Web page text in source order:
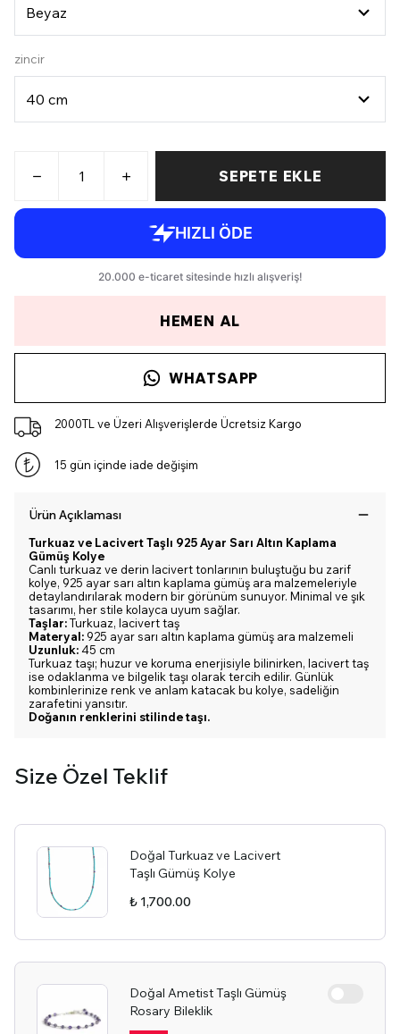
zincir
SEPETE EKLE
HEMEN AL
WHATSAPP
2000TL ve Üzeri Alışverişlerde Ücretsiz Kargo
15 gün içinde iade değişim
Ürün Açıklaması
Turkuaz ve Lacivert Taşlı 925 Ayar Sarı Altın Kaplama
Gümüş Kolye
Canlı turkuaz ve derin lacivert tonlarının buluştuğu bu zarif
kolye, 925 ayar sarı altın kaplama gümüş ara malzemeleriyle
detaylandırılarak modern bir görünüm sunuyor. Minimal ve şık
tasarımı, her stile kolayca uyum sağlar.
Taşlar:Turkuaz, lacivert taş
Materyal: 925 ayar sarı altın kaplama gümüş ara malzemeli
Uzunluk:45 cm
Turkuaz taşı; huzur ve koruma enerjisiyle bilinirken, lacivert taş
ise odaklanma ve bilgelik taşı olarak tercih edilir. Günlük
kombinlerinize renk ve anlam katacak bu kolye, sadeliğin
zarafetini yansıtır.
Doğanın renklerini stilinde taşı.
Size Özel Teklif
Doğal Turkuaz ve Lacivert
Taşlı Gümüş Kolye
₺ 1,700.00
Doğal Ametist Taşlı Gümüş
Rosary Bileklik